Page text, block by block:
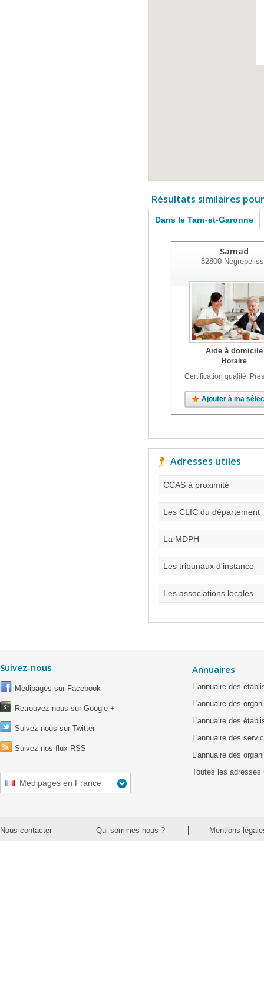
Résultats similaires
Dans le Tarn-et-Garonne
Samad
82800
Aide à domicile
Horaire
Certification qualité,
Ajouter à ma
Adresses utiles
CCAS à proximité
Les CLIC du département
La MDPH
Les tribunaux d'instance
Les associations locales
Suivez-nous
Medipages sur Facebook
Retrouvez-nous sur Google +
Suivez-nous sur Twitter
Suivez nos flux RSS
Medipages en France
Annuaires
L'annuaire des
L'annuaire des
L'annuaire des
L'annuaire des
L'annuaire des
Toutes les adresses
Nous contacter Qui sommes nous ? Mentions